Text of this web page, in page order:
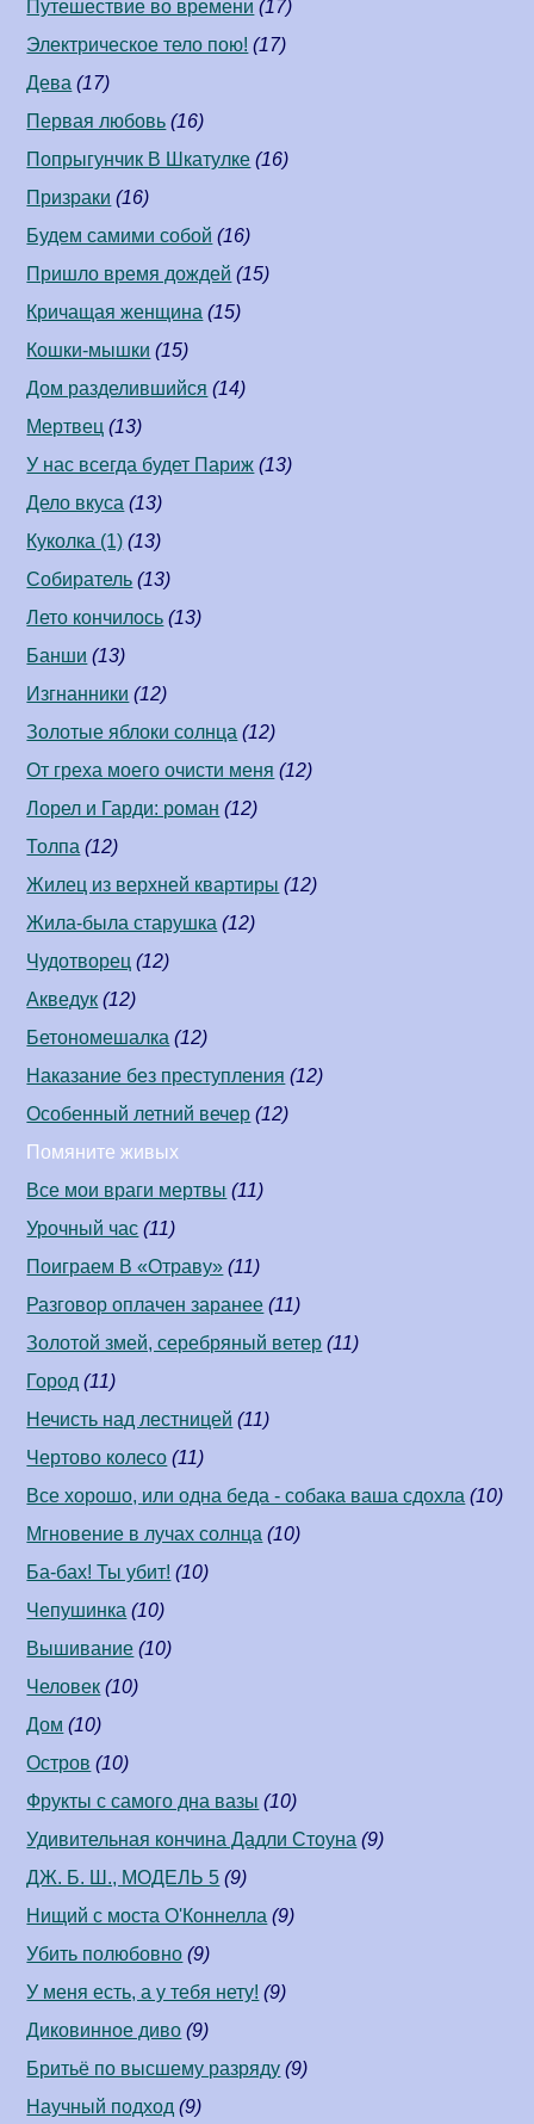
Путешествие во времени (17)
Электрическое тело пою! (17)
Дева (17)
Первая любовь (16)
Попрыгунчик В Шкатулке (16)
Призраки (16)
Будем самими собой (16)
Пришло время дождей (15)
Кричащая женщина (15)
Кошки-мышки (15)
Дом разделившийся (14)
Мертвец (13)
У нас всегда будет Париж (13)
Дело вкуса (13)
Куколка (1) (13)
Собиратель (13)
Лето кончилось (13)
Банши (13)
Изгнанники (12)
Золотые яблоки солнца (12)
От греха моего очисти меня (12)
Лорел и Гарди: роман (12)
Толпа (12)
Жилец из верхней квартиры (12)
Жила-была старушка (12)
Чудотворец (12)
Акведук (12)
Бетономешалка (12)
Наказание без преступления (12)
Особенный летний вечер (12)
Помяните живых
Все мои враги мертвы (11)
Урочный час (11)
Поиграем В «Отраву» (11)
Разговор оплачен заранее (11)
Золотой змей, серебряный ветер (11)
Город (11)
Нечисть над лестницей (11)
Чертово колесо (11)
Все хорошо, или одна беда - собака ваша сдохла (10)
Мгновение в лучах солнца (10)
Ба-бах! Ты убит! (10)
Чепушинка (10)
Вышивание (10)
Человек (10)
Дом (10)
Остров (10)
Фрукты с самого дна вазы (10)
Удивительная кончина Дадли Стоуна (9)
ДЖ. Б. Ш., МОДЕЛЬ 5 (9)
Нищий с моста О'Коннелла (9)
Убить полюбовно (9)
У меня есть, а у тебя нету! (9)
Диковинное диво (9)
Бритьё по высшему разряду (9)
Научный подход (9)